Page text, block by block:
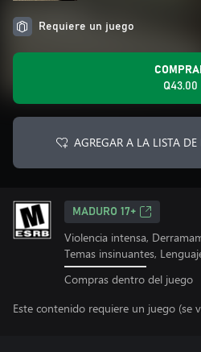
Requiere un juego
Q43.00
AGREGAR A LA LISTA DE
MADURO 17+
Violencia intensa,
Temas insinuantes,
Compras dentro del juego
Este contenido requiere un juego (se